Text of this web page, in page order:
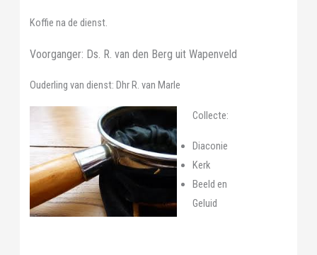
Koffie na de dienst.
Voorganger: Ds. R. van den Berg uit Wapenveld
Ouderling van dienst: Dhr R. van Marle
Collecte:
Diaconie
Kerk
Beeld en
Geluid